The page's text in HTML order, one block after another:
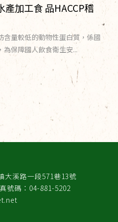
加工食 品HACCP稽
量較低的動物性蛋白質，係國
為保障國人飲食衛生安...
大溪路一段571巷13號
號碼：04-881-5202